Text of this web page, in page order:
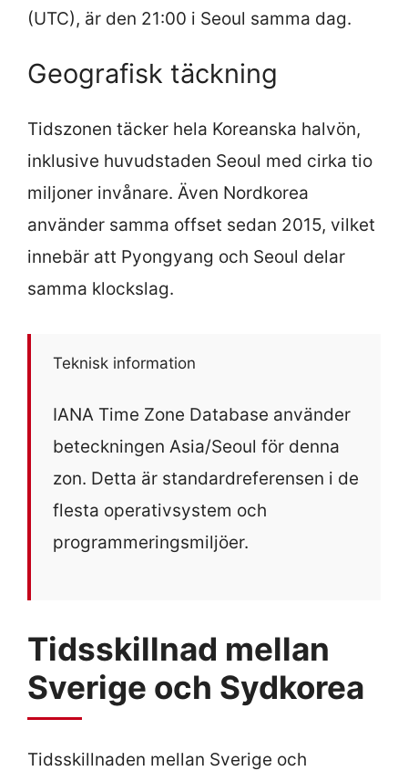
(UTC), är den 21:00 i Seoul samma dag.
Geografisk täckning
Tidszonen täcker hela Koreanska halvön,
inklusive huvudstaden Seoul med cirka tio
miljoner invånare. Även Nordkorea
använder samma offset sedan 2015, vilket
innebär att Pyongyang och Seoul delar
samma klockslag.
Teknisk information
IANA Time Zone Database använder
beteckningen Asia/Seoul för denna
zon. Detta är standardreferensen i de
flesta operativsystem och
programmeringsmiljöer.
Tidsskillnad mellan
Sverige och Sydkorea
Tidsskillnaden mellan Sverige och